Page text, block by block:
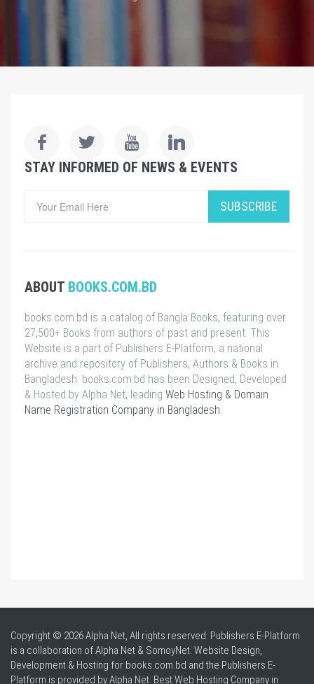
STAY INFORMED OF NEWS & EVENTS
SUBSCRIBE
ABOUT BOOKS.COM.BD
books.com.bd is a catalog of Bangla Books, featuring over
27,500+ Books from authors of past and present. This
Website is a part of Publishers E-Platform, a national
archive and repository of Publishers, Authors & Books in
Bangladesh. books.com.bd has been Designed, Developed
& Hosted by Alpha Net, leading Web Hosting & Domain
Name Registration Company in Bangladesh
Copyright © 2026 Alpha Net, All rights reserved. Publishers E-Platform
is a collaboration of Alpha Net & SomoyNet. Website Design,
Development & Hosting for books.com.bd and the Publishers E-
Platform is provided by Alpha Net. BestWeb Hosting Company in